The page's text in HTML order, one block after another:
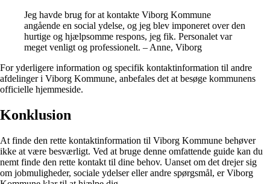
Jeg havde brug for at kontakte Viborg Kommune
angående en social ydelse, og jeg blev imponeret over den
hurtige og hjælpsomme respons, jeg fik. Personalet var
meget venligt og professionelt. – Anne, Viborg
For yderligere information og specifik kontaktinformation til andre
afdelinger i Viborg Kommune, anbefales det at besøge kommunens
officielle hjemmeside.
Konklusion
At finde den rette kontaktinformation til Viborg Kommune behøver
ikke at være besværligt. Ved at bruge denne omfattende guide kan du
nemt finde den rette kontakt til dine behov. Uanset om det drejer sig
om jobmuligheder, sociale ydelser eller andre spørgsmål, er Viborg